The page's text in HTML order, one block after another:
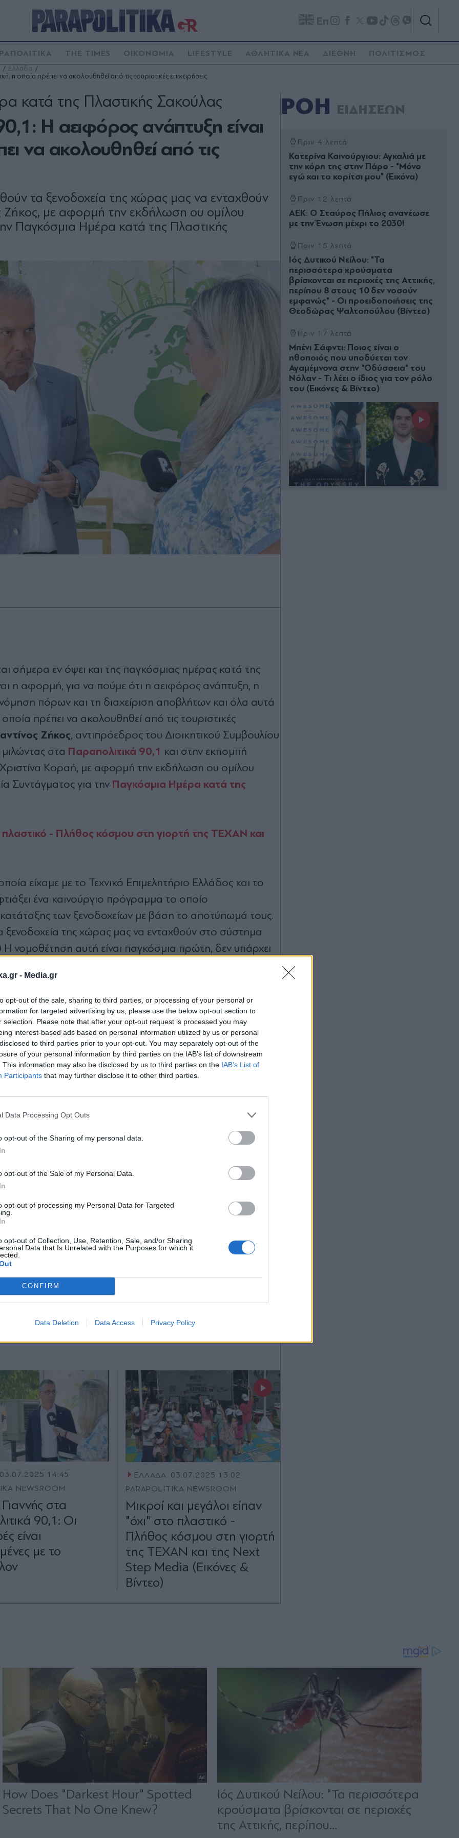
- Media.gr
opt-out of the sale, sharing to third parties, or processing of your personal or
for targeted advertising by us, please use the below opt-out section to
selection. Please note that after your opt-out request is processed you may
interest-based ads based on personal information utilized by us or personal
to third parties prior to your opt-out. You may separately opt-out of the
of your personal information by third parties on the IAB’s list of downstream
This information may also be disclosed by us to third parties on the IAB’s List of
Participants that may further disclose it to other third parties.
Data Processing Opt Outs
opt-out of the Sharing of my personal data.
opt-out of the Sale of my Personal Data.
opt-out of processing my Personal Data for Targeted
opt-out of Collection, Use, Retention, Sale, and/or Sharing
Data that Is Unrelated with the Purposes for which it
CONFIRM
Data Deletion Data Access Privacy Policy
En
THE TIMES ΟΙΚΟΝΟΜΙΑ LIFESTYLE ΑΘΛΗΤΙΚΑ ΝΕΑ ΔΙΕΘΝΗ ΠΟΛΙΤΙΣΜΟΣ
Ελλάδα
η οποία πρέπει να ακολουθηθεί από τις τουριστικές επιχειρήσεις
Η αειφόρος ανάπτυξη είναι
να ακολουθηθεί από τις
κατά της Πλαστικής Σακούλας
τα ξενοδοχεία της χώρας μας να ενταχθούν
με αφορμή την εκδήλωση ου ομίλου
Παγκόσμια Ημέρα κατά της Πλαστικής
σήμερα εν όψει και της παγκόσμιας ημέρας κατά της
η αφορμή, για να πούμε ότι η αειφόρος ανάπτυξη, η
πόρων και τη διαχείριση αποβλήτων και όλα αυτά
πρέπει να ακολουθηθεί από τις τουριστικές
Ζήκος, αντιπρόεδρος του Διοικητικού Συμβουλίου
μιλώντας στα Παραπολιτικά 90,1 και στην εκπομπή
Κοραή, με αφορμή την εκδήλωση ου ομίλου
Συντάγματος για την Παγκόσμια Ημέρα κατά της
πλαστικό - Πλήθος κόσμου στη γιορτή της ΤΕΧΑΝ και
είχαμε με το Τεχνικό Επιμελητήριο Ελλάδος και το
ένα καινούργιο πρόγραμμα το οποίο
των ξενοδοχείων με βάση το αποτύπωμά τους.
της χώρας μας να ενταχθούν στο σύστημα
νομοθέτηση αυτή είναι παγκόσμια πρώτη, δεν υπάρχει
ένα καλό παράδειγμα και πρακτική και για τις
Ζήκος.
Κατά της Πλαστικής Σακούλας
Ακολουθήστε μας στο
03.07.2025 14:45
NEWSROOM
στα
90,1: Οι
είναι
με το
ΕΛΛΑΔΑ 03.07.2025 13:02
PARAPOLITIKA NEWSROOM
Μικροί και μεγάλοι είπαν
"όχι" στο πλαστικό -
Πλήθος κόσμου στη γιορτή
της ΤΕΧΑΝ και της Next
Step Media (Εικόνες &
Βίντεο)
ΡΟΗ ΕΙΔΗΣΕΩΝ
Πριν 4 λεπτά
Κατερίνα Καινούργιου: Αγκαλιά με
την κόρη της στην Πάρο - "Μόνο
εγώ και το κορίτσι μου" (Εικόνα)
Πριν 12 λεπτά
ΑΕΚ: Ο Σταύρος Πήλιος ανανέωσε
με την Ένωση μέχρι το 2030!
Πριν 15 λεπτά
Ιός Δυτικού Νείλου: "Τα
περισσότερα κρούσματα
βρίσκονται σε περιοχές της Αττικής,
περίπου 8 στους 10 δεν νοσούν
εμφανώς" - Οι προειδοποιήσεις της
Θεοδώρας Ψαλτοπούλου (Βίντεο)
Πριν 17 λεπτά
Μπένι Σάφντι: Ποιος είναι ο
ηθοποιός που υποδύεται τον
Αγαμέμνονα στην "Οδύσσεια" του
Νόλαν - Τι λέει ο ίδιος για τον ρόλο
του (Εικόνες & Βίντεο)
newsletter
Αποδέχομαι τουςόρους χρήσης